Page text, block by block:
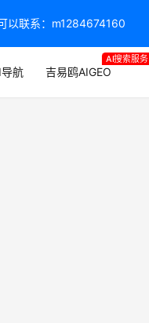
以联系：m1284674160
航 吉易鸥AIGEO
AI搜索服务